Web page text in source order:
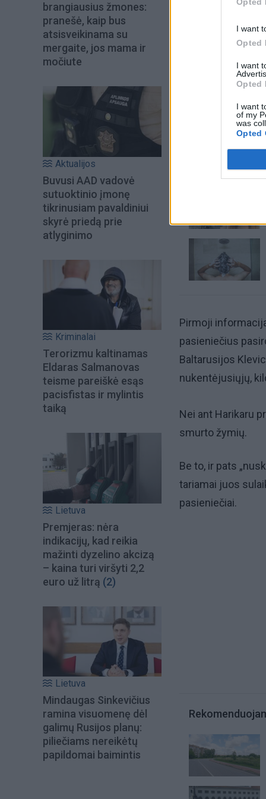
I want
Opted
I want
Opted
I want
of my
was
Opted
brangiausius žmones:
pranešė, kaip bus
atsisveikinama su
mergaite, jos mama ir
močiute
Aktualijos
Buvusi AAD vadovė
sutuoktinio įmonę
tikrinusiam pavaldiniui
skyrė priedą prie
atlyginimo
Kriminalai
Terorizmu kaltinamas
Eldaras Salmanovas
teisme pareiškė esąs
pacisfistas ir mylintis
taiką
Lietuva
Premjeras: nėra
indikacijų, kad reikia
mažinti dyzelino akcizą
– kaina turi viršyti 2,2
euro už litrą (2)
Lietuva
Mindaugas Sinkevičius
ramina visuomenę dėl
galimų Rusijos planų:
piliečiams nereikėtų
papildomai baimintis
Šiuo metu
Pirmoji
pasieniečius
Baltarusijos
nukentėjusiųjų,
Nei ant Harikaru
smurto žymių.
Be to, ir pats
tariamai juos
pasieniečiai.